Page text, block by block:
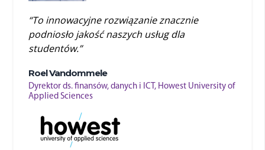
“To innowacyjne rozwiązanieznacznie
podniosło jakość naszych usług dla
studentów.”
Roel Vandommele
Dyrektor ds. finansów, danych i ICT, Howest University of
Applied Sciences